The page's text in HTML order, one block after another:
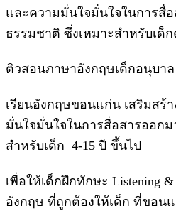
และความมั่นใจมั่นใจในการสื่
ธรรมชาติ ซึ่งเหมาะสำหรับเด็
ติวสอนภาษาอังกฤษเด็กอนุบา
เรียนอังกฤษขอนแก่น เสริมสร้
มั่นใจมั่นใจในการสื่อสารออกม
สำหรับเด็ก 4-15 ปี ขึ้นไป
เพื่อให้เด็กฝึกทักษะ Listening
อังกฤษ ที่ถูกต้องให้เด็ก ที่ขอนแ